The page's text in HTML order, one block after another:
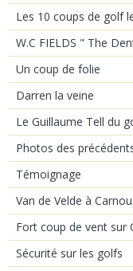
Les 10 coups de golf
W.C FIELDS " The
Un coup de folie
Darren la veine
Le Guillaume Tell du
Photos des
Témoignage
Van de Velde à
Fort coup de vent sur
Sécurité sur les golfs